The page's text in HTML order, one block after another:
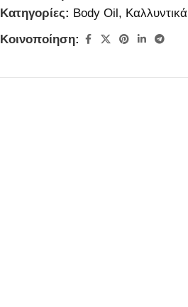
Κατηγορίες: Body Oil, Καλλυντικά
Κοινοποίηση: